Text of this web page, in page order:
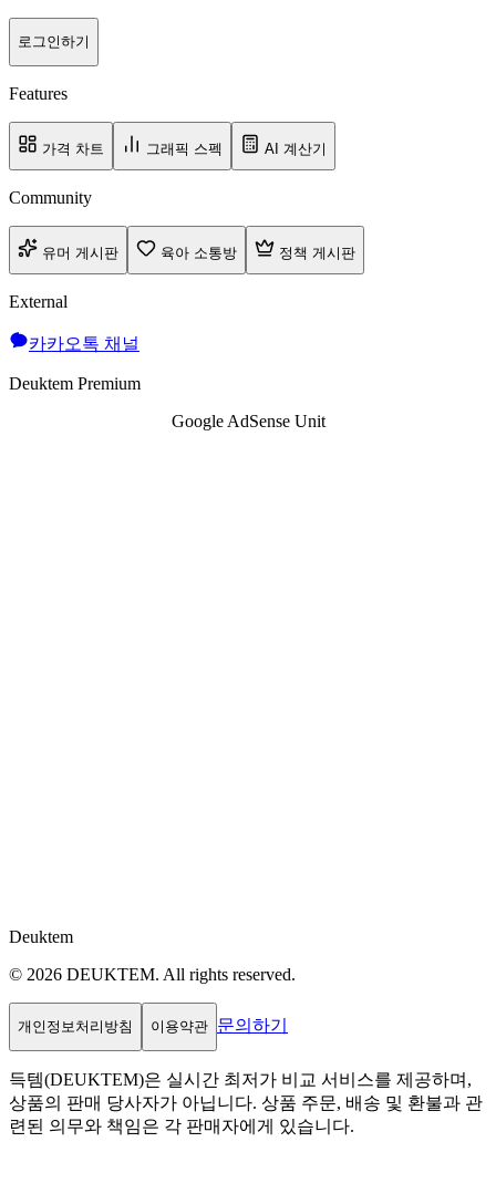
로그인하기
Features
가격 차트 그래픽 스펙 AI 계산기
Community
유머 게시판 육아 소통방 정책 게시판
External
카카오톡 채널
Deuktem Premium
Google AdSense Unit
Deuktem
© 2026 DEUKTEM. All rights reserved.
개인정보처리방침 이용약관 문의하기
득템(DEUKTEM)은 실시간 최저가 비교 서비스를 제공하며,
상품의 판매 당사자가 아닙니다. 상품 주문, 배송 및 환불과 관
련된 의무와 책임은 각 판매자에게 있습니다.